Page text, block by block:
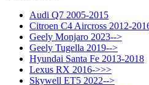
Audi Q7 2005-2015
Citroen C4 Aircross 2012-
Geely Monjaro 2023-->
Geely Tugella 2019-->
Hyundai Santa Fe 2013-2018
Lexus RX 2016->>>
Skywell ET5 2022-->